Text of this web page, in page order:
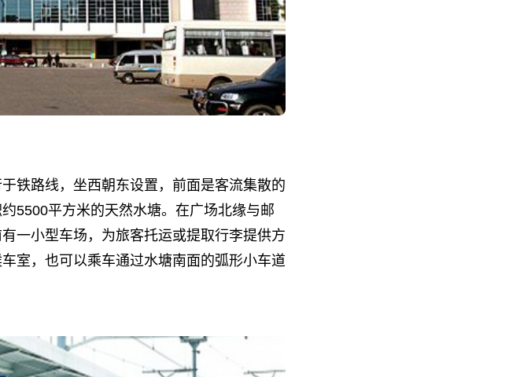
铁路线，坐西朝东设置，前面是客流集散的
5500平方米的天然水塘。在广场北缘与邮
一小型车场，为旅客托运或提取行李提供方
室，也可以乘车通过水塘南面的弧形小车道